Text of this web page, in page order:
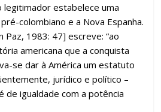
legitimador estabelece uma
colombiano e a Nova Espanha.
Paz, 1983: 47] escreve: “ao
americana que a conquista
se dar à América um estatuto
jurídico e político –
de igualdade com a potência